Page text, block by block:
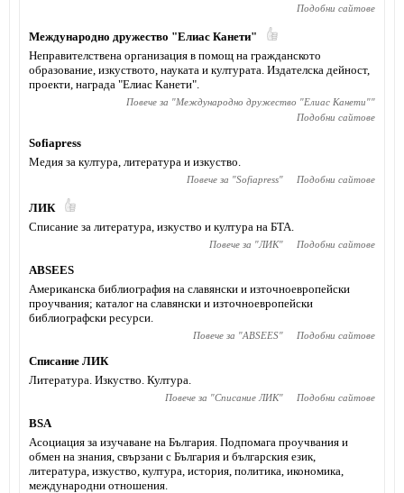
Подобни сайтове
Международно дружество "Елиас Канети"
Неправителствена организация в помощ на гражданското
образование, изкуството, науката и културата. Издателска дейност,
проекти, награда "Елиас Канети".
Повече за "Международно дружество "Елиас Канети""
Подобни сайтове
Sofiapress
Медия за култура, литература и изкуство.
Повече за "Sofiapress" Подобни сайтове
ЛИК
Списание за литература, изкуство и култура на БТА.
Повече за "ЛИК" Подобни сайтове
ABSEES
Американска библиография на славянски и източноевропейски
проучвания; каталог на славянски и източноевропейски
библиографски ресурси.
Повече за "ABSEES" Подобни сайтове
Списание ЛИК
Литература. Изкуство. Култура.
Повече за "Списание ЛИК" Подобни сайтове
BSA
Асоциация за изучаване на България. Подпомага проучвания и
обмен на знания, свързани с България и българския език,
литература, изкуство, култура, история, политика, икономика,
международни отношения.